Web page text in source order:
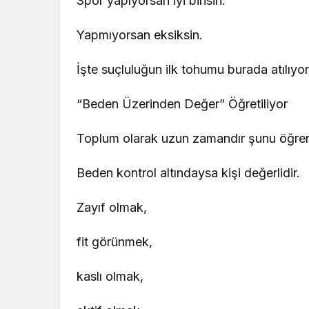
Yapmıyorsan eksiksin.
İşte suçluluğun ilk tohumu burada
“Beden Üzerinden Değer” Öğretiliyor
Toplum olarak uzun zamandır şunu
Beden kontrol altındaysa kişi değerlidir.
Zayıf olmak,
fit görünmek,
kaslı olmak,